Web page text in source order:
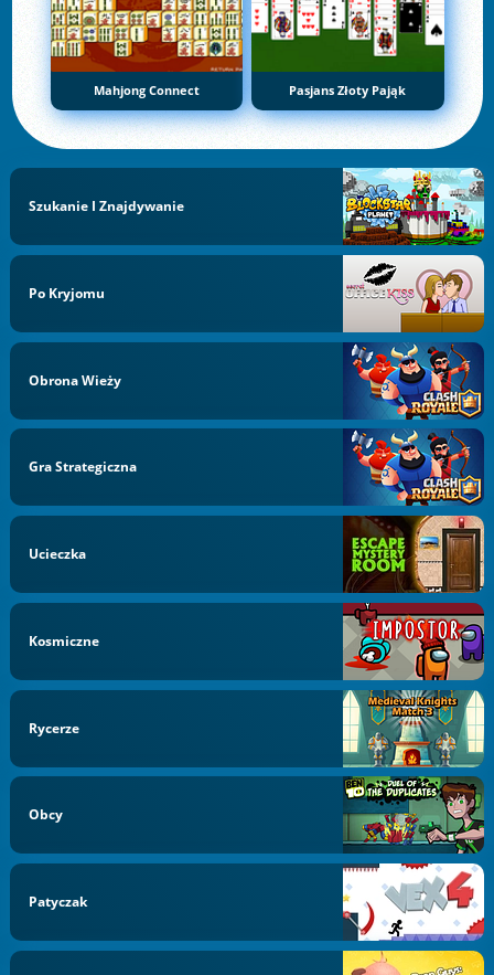
Mahjong Connect Pasjans Złoty Pająk
Szukanie I Znajdywanie
Po Kryjomu
Obrona Wieży
Gra Strategiczna
Ucieczka
Kosmiczne
Rycerze
Obcy
Patyczak